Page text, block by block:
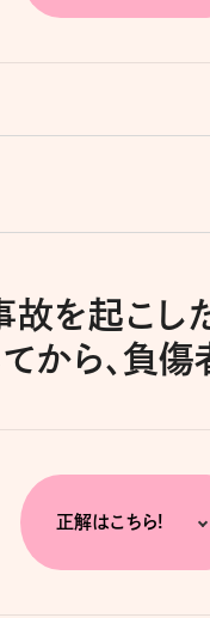
を起こし
から、負傷
正解はこちら!